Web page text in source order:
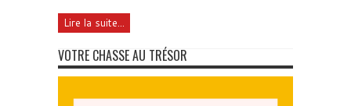
Lire la suite...
VOTRE CHASSE AU TRÉSOR